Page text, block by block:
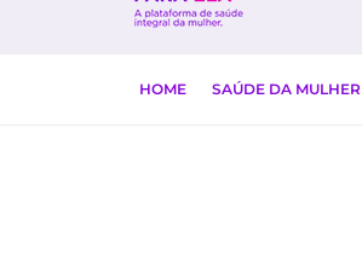
HOME SAÚDE DA MULHER